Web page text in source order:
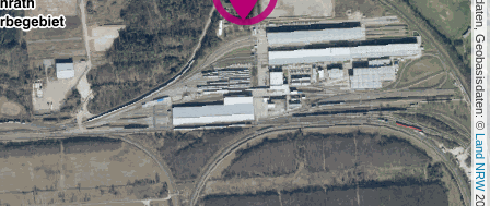
, Kartendaten, Geobasisdaten: ©
Land NRW